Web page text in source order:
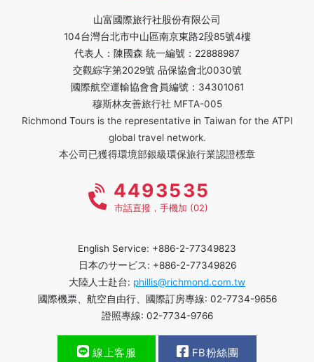
山富國際旅行社股份有限公司
104台灣台北市中山區南京東路2段85號4樓
代表人：陳國森 統一編號：22888987
交觀綜字第2029號 品保協會北0030號
國際航空運輸協會會員編號：34301061
穆斯林友善旅行社 MFTA-005
Richmond Tours is the representative in Taiwan for the ATPI
global travel network.
本公司已獲得環境部銀級環保旅行業認證標章
4493535
市話直撥，手機加 (02)
English Service: +886-2-77349823
日本のサービス: +886-2-77349826
大陸人士赴台: phillis@richmond.com.tw
國際機票、航空自由行、國際訂房專線: 02-7734-9656
證照專線: 02-7734-9766
線上客服 FB粉絲團